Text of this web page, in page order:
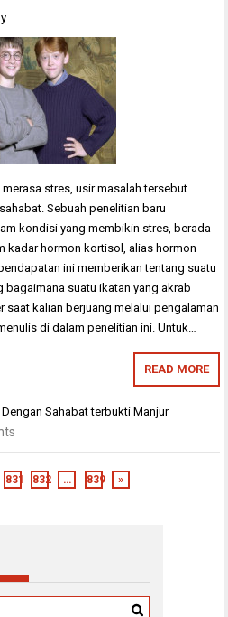
stres, usir masalah tersebut
Sebuah penelitian baru
kondisi yang membikin stres, berada
kadar hormon kortisol, alias hormon
ini memberikan tentang suatu
suatu ikatan yang akrab
kalian berjuang melalui pengalaman
di dalam penelitian ini. Untuk…
READ MORE
Sahabat terbukti Manjur
831 832 … 839 »